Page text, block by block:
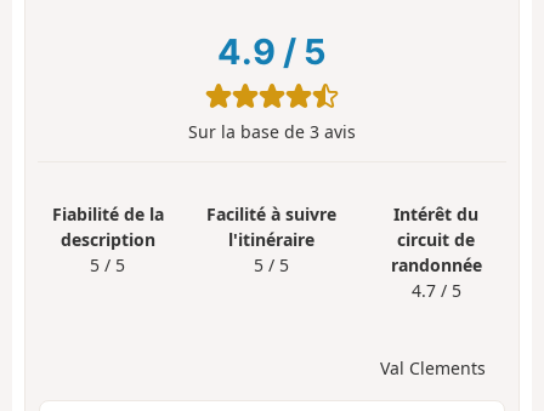
4.9 / 5
Sur la base de 3 avis
Fiabilité de la
description
5 / 5
Facilité à suivre
l'itinéraire
5 / 5
Intérêt du
circuit de
randonnée
4.7 / 5
Val Clements